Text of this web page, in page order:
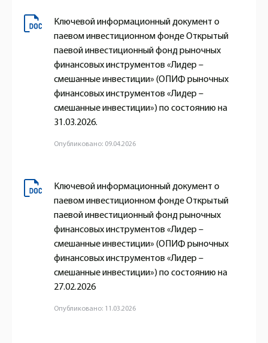
Ключевой информационный документ о
паевом инвестиционном фонде Открытый
паевой инвестиционный фонд рыночных
финансовых инструментов «Лидер –
смешанные инвестиции» (ОПИФ рыночных
финансовых инструментов «Лидер –
смешанные инвестиции») по состоянию на
31.03.2026.
Опубликовано: 09.04.2026
Ключевой информационный документ о
паевом инвестиционном фонде Открытый
паевой инвестиционный фонд рыночных
финансовых инструментов «Лидер –
смешанные инвестиции» (ОПИФ рыночных
финансовых инструментов «Лидер –
смешанные инвестиции») по состоянию на
27.02.2026
Опубликовано: 11.03.2026